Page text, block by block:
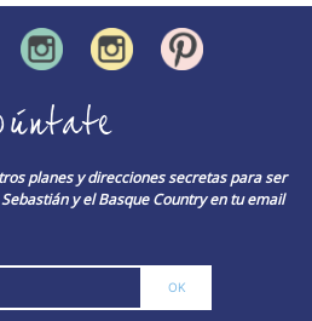
planes y direcciones secretas para ser
y el Basque Country en tu email